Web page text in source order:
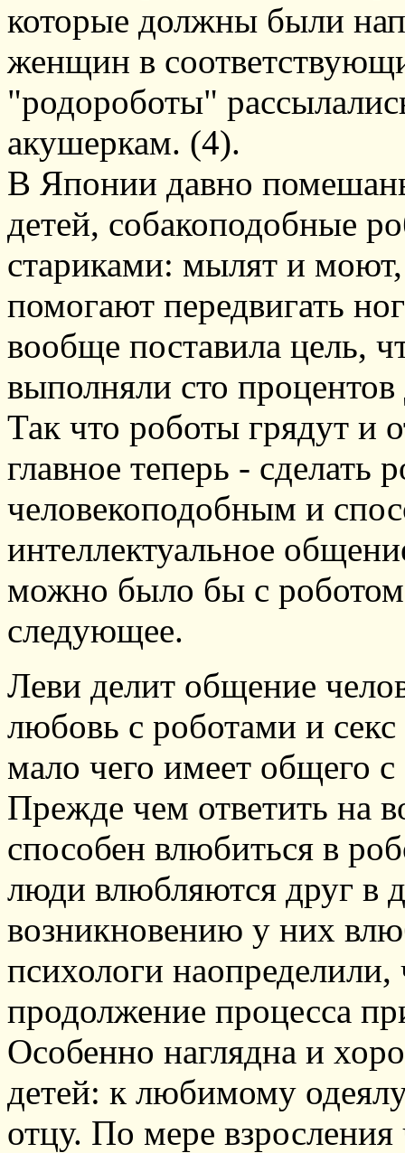
которые должны были
женщин в
"родороботы"
акушеркам. (4).
В Японии давно
детей, собакоподобные
стариками: мылят и
помогают передвигать
вообще поставила цель,
выполняли сто
Так что роботы грядут и
главное теперь - сделать
человекоподобным и
интеллектуальное
можно было бы с роботом
следующее.
Леви делит общение
любовь с роботами и
мало чего имеет общего с
Прежде чем ответить на
способен влюбиться в
люди влюбляются друг в
возникновению у них
психологи наопределили,
продолжение процесса
Особенно наглядна и
детей: к любимому
отцу. По мере